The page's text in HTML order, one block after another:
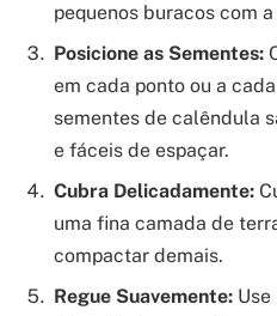
pequenos buracos com
Posicione as Sementes:
em cada ponto ou a
sementes de calêndula
e fáceis de espaçar.
Cubra Delicadamente:
uma fina camada de
compactar demais.
Regue Suavemente: